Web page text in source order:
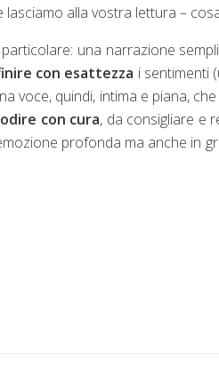
lasciamo alla vostra lettura –
una narrazione
con esattezza i sentimenti
voce, quindi, intima e piana,
con cura, da consigliare e
profonda ma anche in